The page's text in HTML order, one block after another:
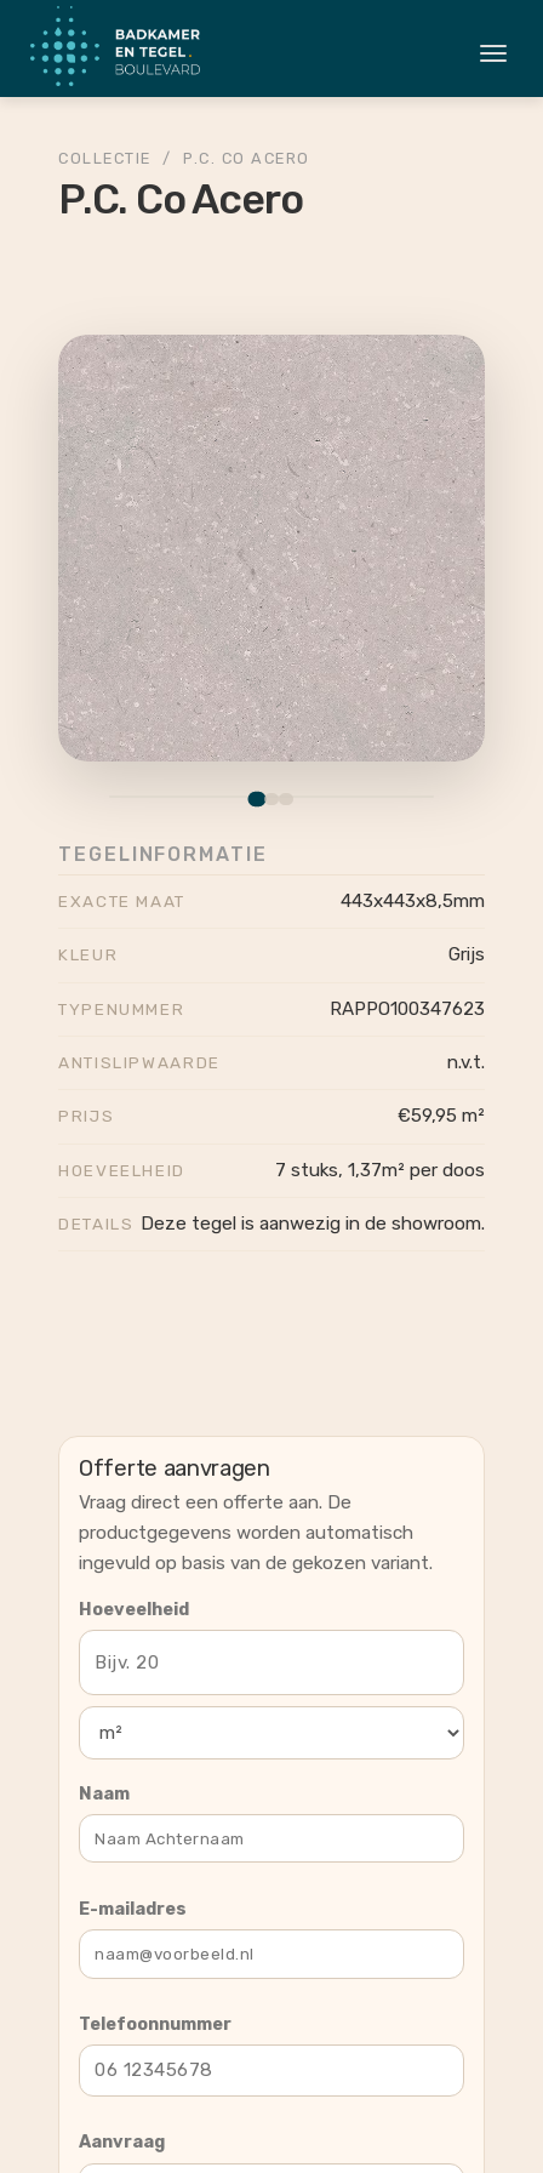
COLLECTIE / P.C. CO ACERO
P.C. Co Acero
TEGELINFORMATIE
EXACTE MAAT 443x443x8,5mm
KLEUR Grijs
TYPENUMMER RAPPO100347623
ANTISLIPWAARDE n.v.t.
PRIJS €59,95 m²
HOEVEELHEID 7 stuks, 1,37m² per doos
DETAILS Deze tegel is aanwezig in de showroom.
Offerte aanvragen
Vraag direct een offerte aan. De
productgegevens worden automatisch
ingevuld op basis van de gekozen variant.
Hoeveelheid
Naam
E-mailadres
Telefoonnummer
Aanvraag